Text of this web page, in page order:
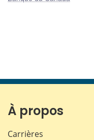
À propos
Carrières